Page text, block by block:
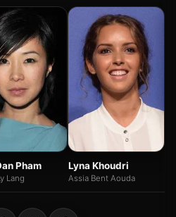
Pham
Lang
Lyna Khoudri
Assia Bent Aouda